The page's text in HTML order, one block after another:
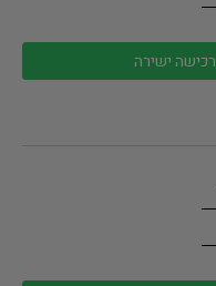
רכישה ישירה